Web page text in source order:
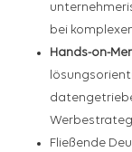
bei
Hands-on-
Fließende